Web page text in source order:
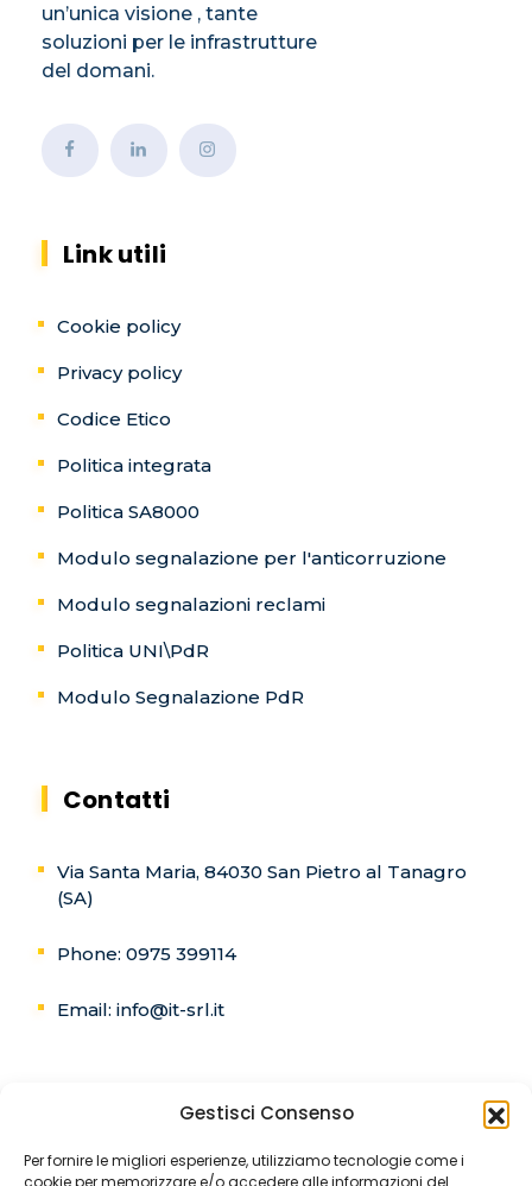
Gestisci Consenso
Per fornire le migliori esperienze, utilizziamo tecnologie come i
cookie per memorizzare e/o accedere alle informazioni del
un’unica visione , tante
soluzioni per le infrastrutture
del domani.
Link utili
Cookie policy
Privacy policy
Codice Etico
Politica integrata
Politica SA8000
Modulo segnalazione per l'anticorruzione
Modulo segnalazioni reclami
Politica UNI\PdR
Modulo Segnalazione PdR
Contatti
Via Santa Maria, 84030 San Pietro al Tanagro
(SA)
Phone: 0975 399114
Email: info@it-srl.it